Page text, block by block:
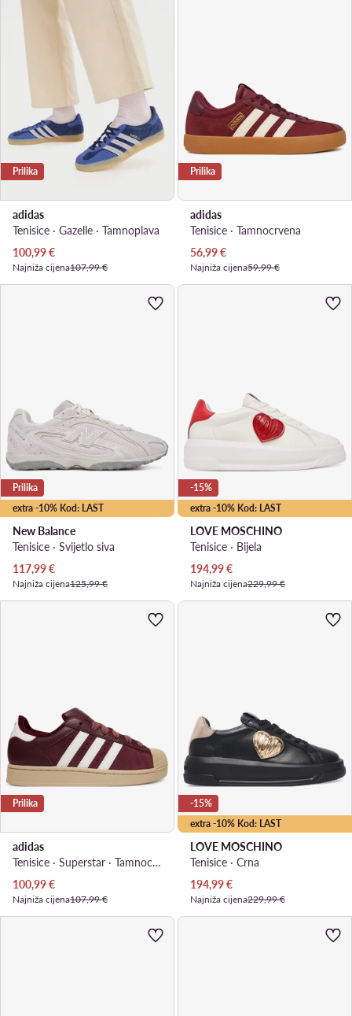
Prilika
adidas
Tenisice · Gazelle · Tamnoplava
Trenutna cijena
100,99€
Najniža cijena107,99 €
Prilika
adidas
Tenisice · Tamnocrvena
Trenutna cijena
56,99€
Najniža cijena59,99 €
extra -10% Kod: LAST
Prilika
New Balance
Tenisice · Svijetlo siva
Trenutna cijena
117,99€
Najniža cijena125,99 €
extra -10% Kod: LAST
-15%
LOVE MOSCHINO
Tenisice · Bijela
Trenutna cijena
194,99€
Najniža cijena229,99 €
Prilika
adidas
Tenisice · Superstar · Tamnocrvena
Trenutna cijena
100,99€
Najniža cijena107,99 €
extra -10% Kod: LAST
-15%
LOVE MOSCHINO
Tenisice · Crna
Trenutna cijena
194,99€
Najniža cijena229,99 €